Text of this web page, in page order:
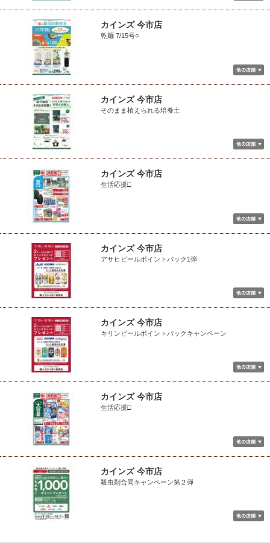
カインズ 今市店
乾麺 7/15号○
カインズ 今市店
そのまま植えられる培養土
カインズ 今市店
生活応援□
カインズ 今市店
アサヒビールポイントバック1弾
カインズ 今市店
キリンビールポイントバックキャンペーン
カインズ 今市店
生活応援□
カインズ 今市店
殺虫剤合同キャンペーン第２弾